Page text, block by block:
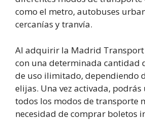
como el metro, autobuses
cercanías y tranvía.
Al adquirir la Madrid Transport
con una determinada cantidad
de uso ilimitado, dependiendo
elijas. Una vez activada,
todos los modos de transporte
necesidad de comprar boletos